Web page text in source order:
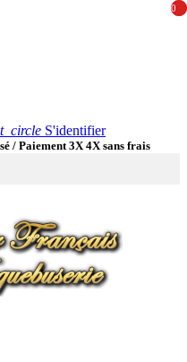
S'identifier
/ Paiement 3X 4X sans frais
0
0